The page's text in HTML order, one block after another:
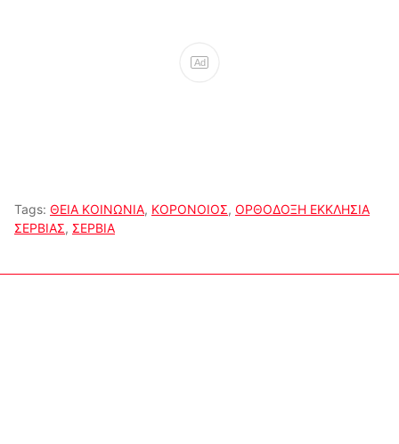
Ad
Tags: ΘΕΙΑ ΚΟΙΝΩΝΙΑ, ΚΟΡΟΝΟΙΟΣ, ΟΡΘΟΔΟΞΗ ΕΚΚΛΗΣΙΑ
ΣΕΡΒΙΑΣ, ΣΕΡΒΙΑ